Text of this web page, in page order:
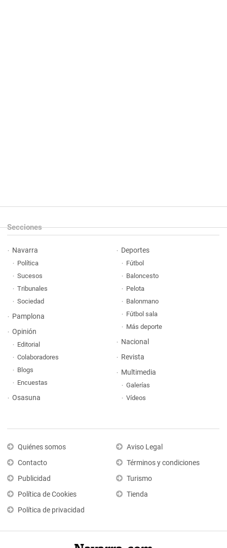
Secciones
Navarra
Política
Sucesos
Tribunales
Sociedad
Pamplona
Opinión
Editorial
Colaboradores
Blogs
Encuestas
Osasuna
Deportes
Fútbol
Baloncesto
Pelota
Balonmano
Fútbol sala
Más deporte
Nacional
Revista
Multimedia
Galerías
Vídeos
Quiénes somos
Contacto
Publicidad
Política de Cookies
Política de privacidad
Aviso Legal
Términos y condiciones
Turismo
Tienda